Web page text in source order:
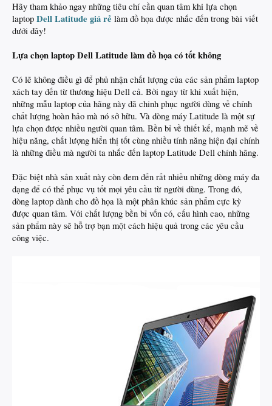
Hãy tham khảo ngay những tiêu chí cần quan tâm khi lựa chọn
laptop Dell Latitude giá rẻ làm đồ họa được nhắc đến trong bài viết
dưới đây!
Lựa chọn laptop Dell Latitude làm đồ họa có tốt không
Có lẽ không điều gì để phủ nhận chất lượng của các sản phẩm laptop
xách tay đến từ thương hiệu Dell cả. Bởi ngay từ khi xuất hiện,
những mẫu laptop của hãng này đã chinh phục người dùng về chính
chất lượng hoàn hảo mà nó sở hữu. Và dòng máy Latitude là một sự
lựa chọn được nhiều người quan tâm. Bền bỉ về thiết kế, mạnh mẽ về
hiệu năng, chất lượng hiển thị tốt cùng nhiều tính năng hiện đại chính
là những điều mà người ta nhắc đến laptop Latitude Dell chính hãng.
Đặc biệt nhà sản xuất này còn đem đến rất nhiều những dòng máy đa
dạng để có thể phục vụ tốt mọi yêu cầu từ người dùng. Trong đó,
dòng laptop dành cho đồ họa là một phân khúc sản phẩm cực kỳ
được quan tâm. Với chất lượng bền bỉ vốn có, cấu hình cao, những
sản phẩm này sẽ hỗ trợ bạn một cách hiệu quả trong các yêu cầu
công việc.